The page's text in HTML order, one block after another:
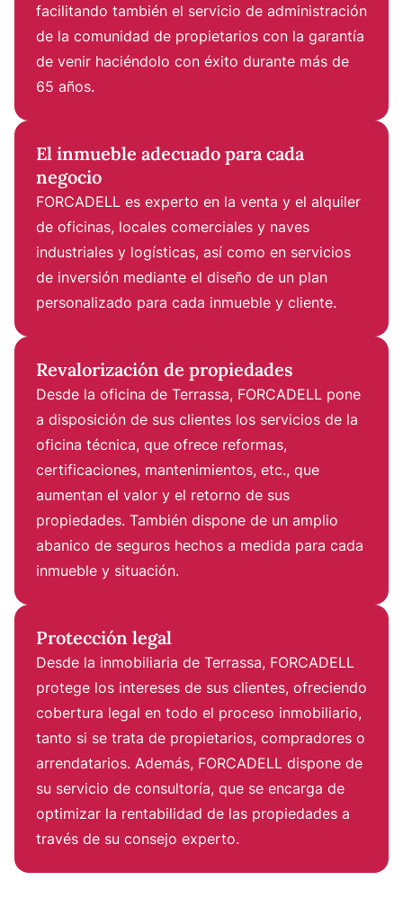
facilitando también el servicio de administración
de la comunidad de propietarios con la garantía
de venir haciéndolo con éxito durante más de
65 años.
El inmueble adecuado para cada
negocio
FORCADELL es experto en la venta y el alquiler
de oficinas, locales comerciales y naves
industriales y logísticas, así como en servicios
de inversión mediante el diseño de un plan
personalizado para cada inmueble y cliente.
Revalorización de propiedades
Desde la oficina de Terrassa, FORCADELL pone
a disposición de sus clientes los servicios de la
oficina técnica, que ofrece reformas,
certificaciones, mantenimientos, etc., que
aumentan el valor y el retorno de sus
propiedades. También dispone de un amplio
abanico de seguros hechos a medida para cada
inmueble y situación.
Protección legal
Desde la inmobiliaria de Terrassa, FORCADELL
protege los intereses de sus clientes, ofreciendo
cobertura legal en todo el proceso inmobiliario,
tanto si se trata de propietarios, compradores o
arrendatarios. Además, FORCADELL dispone de
su servicio de consultoría, que se encarga de
optimizar la rentabilidad de las propiedades a
través de su consejo experto.